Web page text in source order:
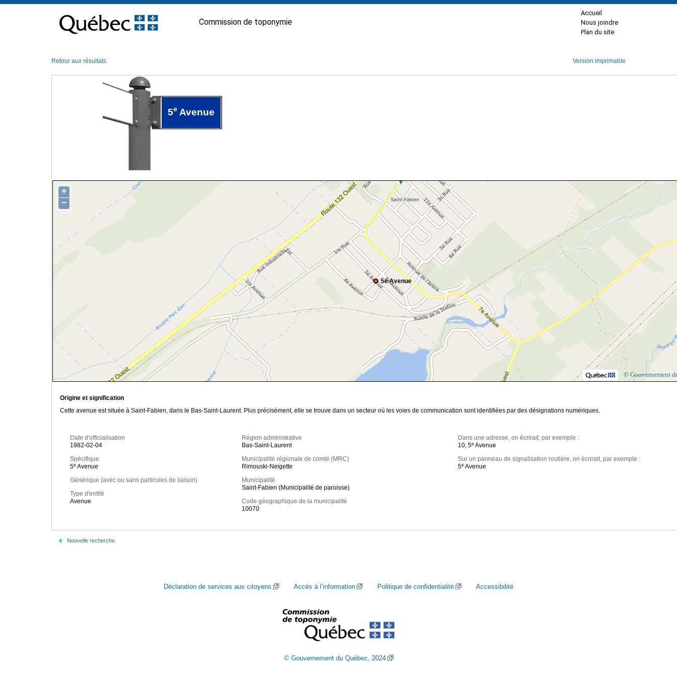
contenu
Commission de toponymie
Accueil
Nous joindre
Plan du site
Retour aux résultats Version imprimable
5e Avenue
5e Avenue
+
−
© Gouvernement
Origine et signification
Cette avenue est située à Saint-Fabien, dans le Bas-Saint-Laurent. Plus précisément, elle se trouve dans un secteur où les voies de communication sont identifiées par des désignations numériques.
Date d'officialisation
1982-02-04
Spécifique
5e Avenue
Générique (avec ou sans particules de liaison)
Type d'entité
Avenue
Région administrative
Bas-Saint-Laurent
Municipalité régionale de comté (MRC)
Rimouski-Neigette
Municipalité
Saint-Fabien (Municipalité de paroisse)
Code géographique de la municipalité
10070
Dans une adresse, on écrirait, par exemple :
10, 5e Avenue
Sur un panneau de signalisation routière, on écrirait, par exemple :
5e Avenue
Nouvelle recherche
Déclaration de services aux citoyens Accès à l’information Politique de confidentialité Accessibilité
© Gouvernement du Québec, 2024